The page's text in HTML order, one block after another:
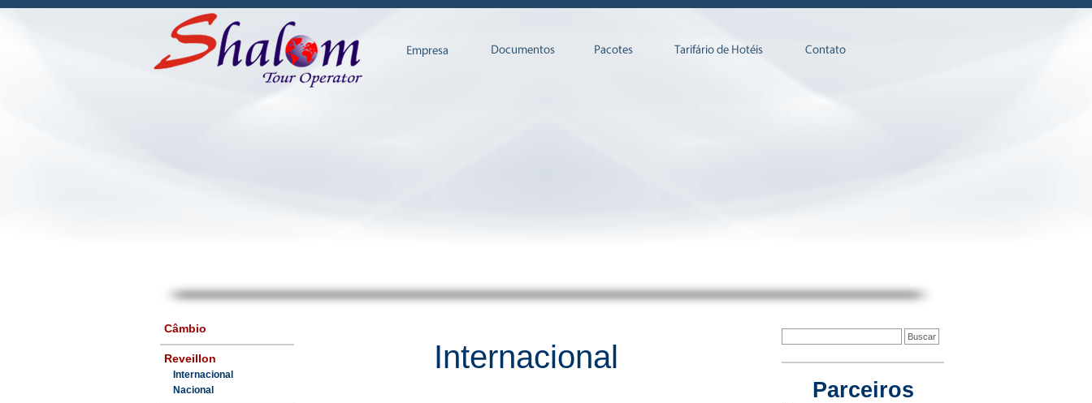
Câmbio
Reveillon
Internacional
Nacional
Internacional
Parceiros